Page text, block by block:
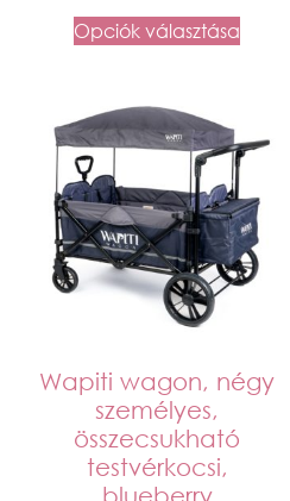
Opciók választása
Wapiti wagon, négy
személyes,
összecsukható
testvérkocsi,
blueberry